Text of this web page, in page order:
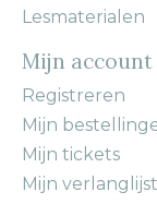
Lesmaterialen
Mijn account
Registreren
Mijn
Mijn tickets
Mijn verlanglijst